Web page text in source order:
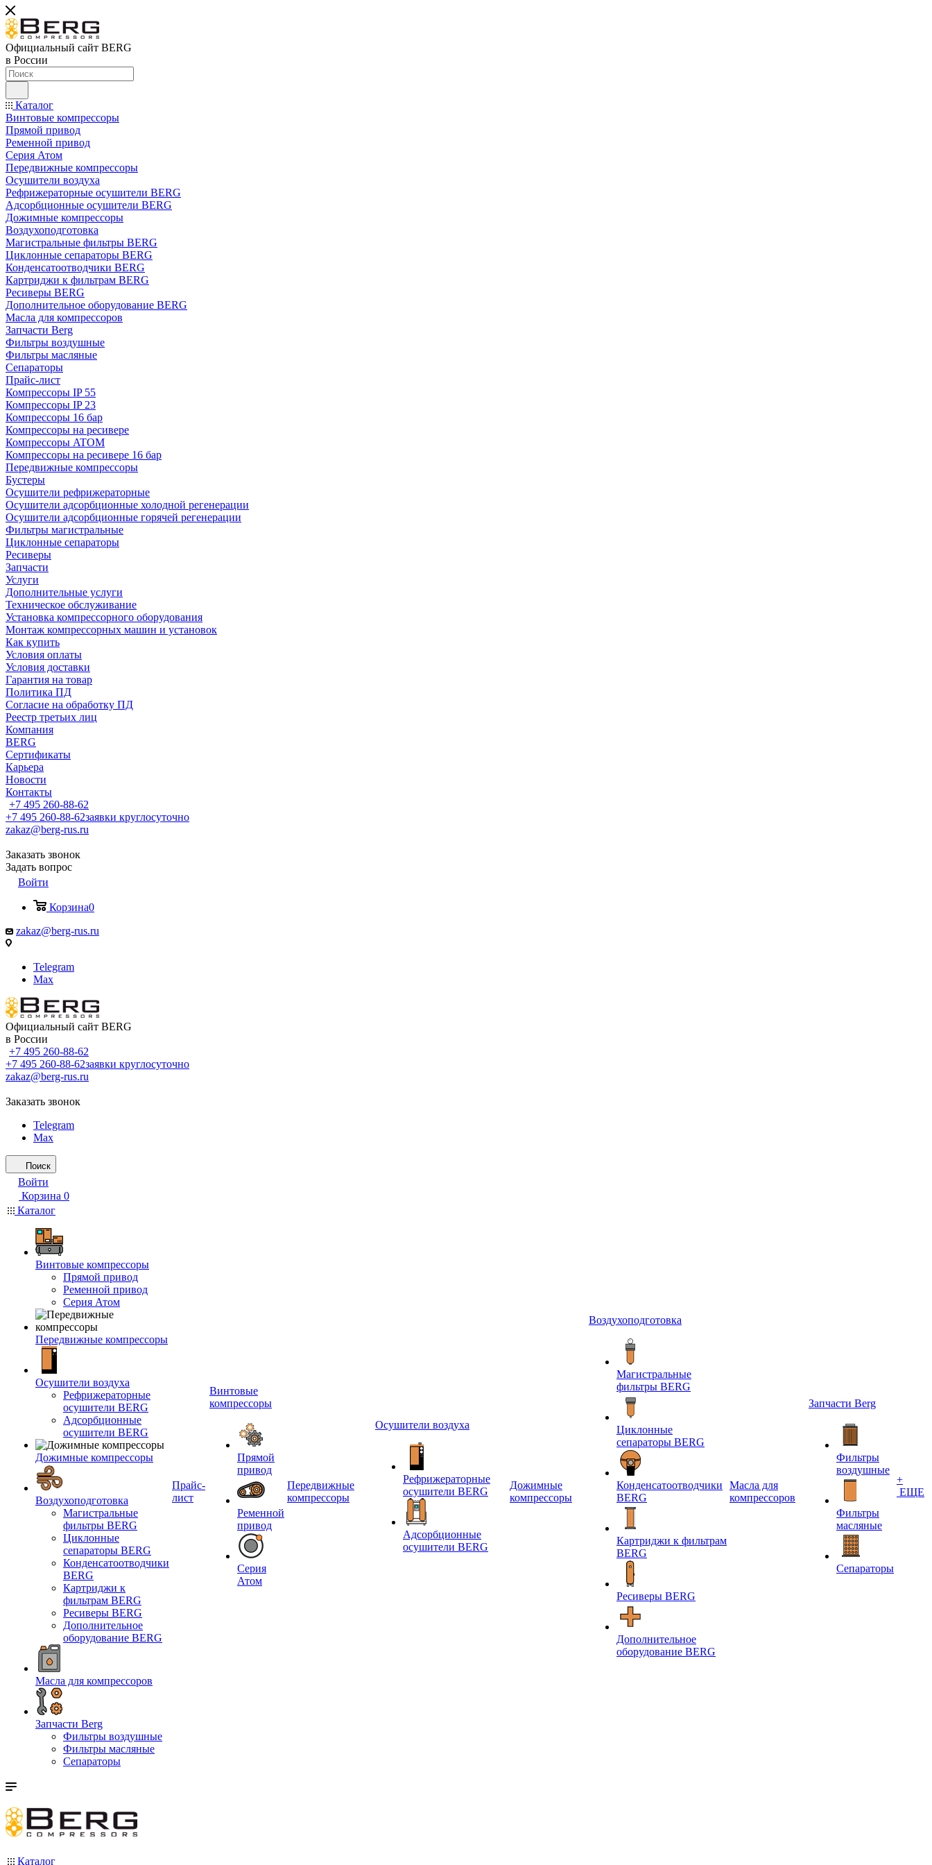
Официальный сайт BERG
в России
Каталог
Винтовые компрессоры
Прямой привод
Ременной привод
Серия Атом
Передвижные компрессоры
Осушители воздуха
Рефрижераторные осушители BERG
Адсорбционные осушители BERG
Дожимные компрессоры
Воздухоподготовка
Магистральные фильтры BERG
Циклонные сепараторы BERG
Конденсатоотводчики BERG
Картриджи к фильтрам BERG
Ресиверы BERG
Дополнительное оборудование BERG
Масла для компрессоров
Запчасти Berg
Фильтры воздушные
Фильтры масляные
Сепараторы
Прайс-лист
Компрессоры IP 55
Компрессоры IP 23
Компрессоры 16 бар
Компрессоры на ресивере
Компрессоры ATOM
Компрессоры на ресивере 16 бар
Передвижные компрессоры
Бустеры
Осушители рефрижераторные
Осушители адсорбционные холодной регенерации
Осушители адсорбционные горячей регенерации
Фильтры магистральные
Циклонные сепараторы
Ресиверы
Запчасти
Услуги
Дополнительные услуги
Техническое обслуживание
Установка компрессорного оборудования
Монтаж компрессорных машин и установок
Как купить
Условия оплаты
Условия доставки
Гарантия на товар
Политика ПД
Согласие на обработку ПД
Реестр третьих лиц
Компания
BERG
Сертификаты
Карьера
Новости
Контакты
+7 495 260-88-62
+7 495 260-88-62заявки круглосуточно
zakaz@berg-rus.ru
Заказать звонок
Задать вопрос
Войти
Корзина0
zakaz@berg-rus.ru
Telegram
Max
Официальный сайт BERG
в России
+7 495 260-88-62
+7 495 260-88-62заявки круглосуточно
zakaz@berg-rus.ru
Заказать звонок
Telegram
Max
Поиск
Войти
Корзина 0
Каталог
Винтовые компрессоры
Прямой привод
Ременной привод
Серия Атом
Передвижные компрессоры
Осушители воздуха
Рефрижераторные
осушители BERG
Адсорбционные
осушители BERG
Дожимные компрессоры
Воздухоподготовка
Магистральные
фильтры BERG
Циклонные
сепараторы BERG
Конденсатоотводчики
BERG
Картриджи к
фильтрам BERG
Ресиверы BERG
Дополнительное
оборудование BERG
Масла для компрессоров
Запчасти Berg
Фильтры воздушные
Фильтры масляные
Сепараторы
Прайс-
лист
Винтовые
компрессоры
Прямой
привод
Ременной
привод
Серия
Атом
Передвижные
компрессоры
Осушители воздуха
Рефрижераторные
осушители BERG
Адсорбционные
осушители BERG
Дожимные
компрессоры
Воздухоподготовка
Магистральные
фильтры BERG
Циклонные
сепараторы BERG
Конденсатоотводчики
BERG
Картриджи к фильтрам
BERG
Ресиверы BERG
Дополнительное
оборудование BERG
Масла для
компрессоров
Запчасти Berg
Фильтры
воздушные
Фильтры
масляные
Сепараторы
+
ЕЩЕ
Каталог